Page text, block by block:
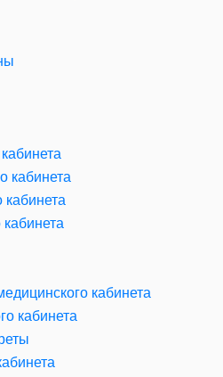
кабинета
кабинета
кабинета
кабинета